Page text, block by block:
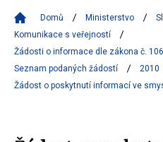
Domů Ministerstvo
Komunikace s veřejností
Žádosti o informace dle zákona č.
Seznam podaných žádostí
2010
Žádost o poskytnutí informací ve